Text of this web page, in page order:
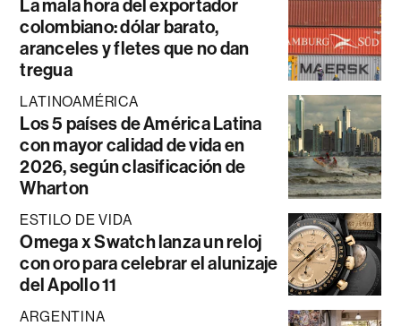
La mala hora del exportador
colombiano: dólar barato,
aranceles y fletes que no dan
tregua
LATINOAMÉRICA
Los 5 países de América Latina
con mayor calidad de vida en
2026, según clasificación de
Wharton
ESTILO DE VIDA
Omega x Swatch lanza un reloj
con oro para celebrar el alunizaje
del Apollo 11
ARGENTINA